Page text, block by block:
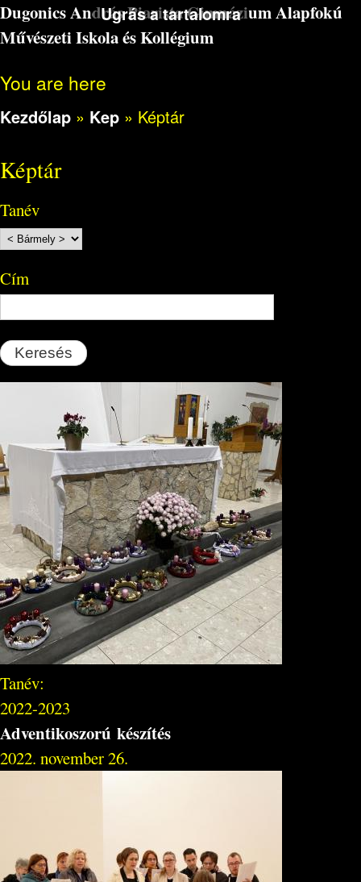
Ugrás a tartalomra
Dugonics András Piarista Gimnázium Alapfokú
Művészeti Iskola és Kollégium
You are here
Kezdőlap » Kep » Képtár
Képtár
Tanév
Cím
Tanév:
2022-2023
Adventikoszorú készítés
2022. november 26.